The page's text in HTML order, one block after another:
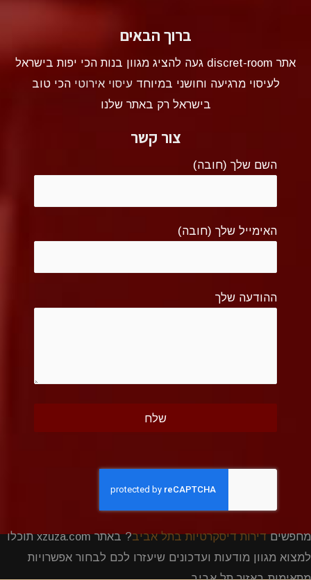
ברוך הבאים
אתר discret-room געה להציג מגוון בנות הכי יפות בישראל
לעיסוי מרגיעה וחושני במיוחדעיסוי אירוטי הכי טוב
בישראל רק באתר שלנו
צור קשר
השם שלך (חובה)
האימייל שלך (חובה)
ההודעה שלך
מחפשיםדירות דיסקרטיות בתל אביב
? באתר xzuza.com תוכלו
למצוא מגוון מודעות ועדכונים שיעזרו לכם לבחור אפשרויות